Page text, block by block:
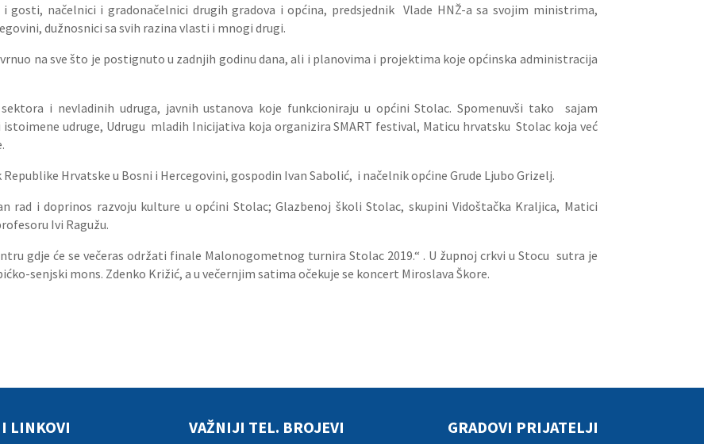
gosti, načelnici i gradonačelnici drugih gradova i općina, predsjednik Vlade HNŽ-a sa svojim ministrima,
dužnosnici sa svih razina vlasti i mnogi drugi.
na sve što je postignuto u zadnjih godinu dana, ali i planovima i projektima koje općinska administracija
i nevladinih udruga, javnih ustanova koje funkcioniraju u općini Stolac. Spomenuvši tako sajam
udruge, Udrugu mladih Inicijativa koja organizira SMART festival, Maticu hrvatsku Stolac koja već
Hrvatske u Bosni i Hercegovini, gospodin Ivan Sabolić, i načelnik općine Grude Ljubo Grizelj.
rad i doprinos razvoju kulture u općini Stolac; Glazbenoj školi Stolac, skupini Vidoštačka Kraljica, Matici
Ivi Ragužu.
gdje će se večeras održati finale Malonogometnog turnira Stolac 2019.“ . U župnoj crkvi u Stocu sutra je
senjski mons. Zdenko Križić, a u večernjim satima očekuje se koncert Miroslava Škore.
LINKOVI VAŽNIJI TEL. BROJEVI GRADOVI PRIJATELJI